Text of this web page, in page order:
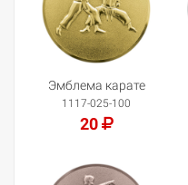
Эмблема карате
1117-025-100
20
Добавить в корзину